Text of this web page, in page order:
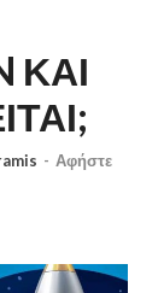
ΚΑΙ
- Αφήστε